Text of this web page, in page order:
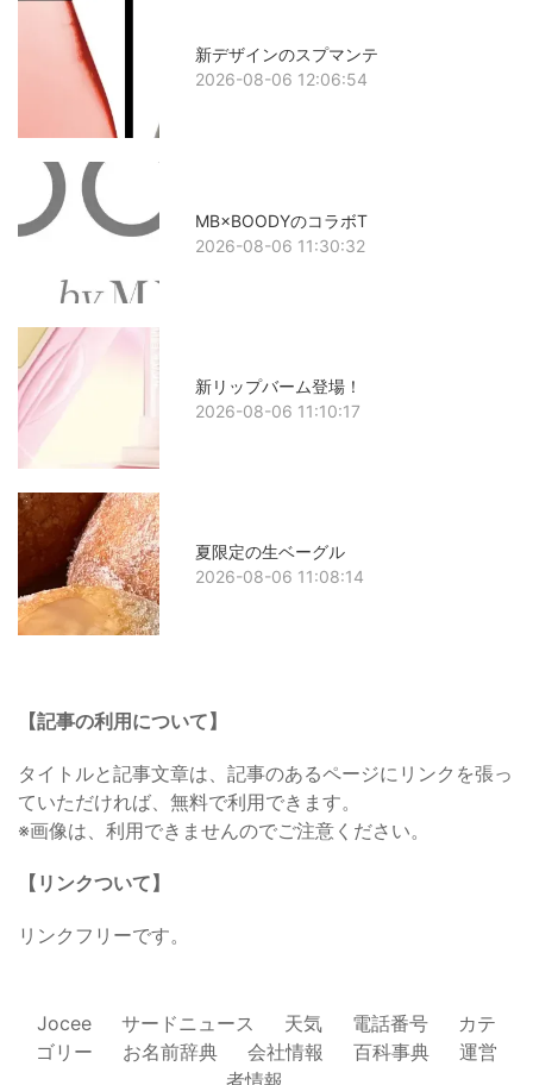
新デザインのスプマンテ
2026-08-06 12:06:54
MB×BOODYのコラボT
2026-08-06 11:30:32
新リップバーム登場！
2026-08-06 11:10:17
夏限定の生ベーグル
2026-08-06 11:08:14
【記事の利用について】
タイトルと記事文章は、記事のあるページにリンクを張っ
ていただければ、無料で利用できます。
※画像は、利用できませんのでご注意ください。
【リンクついて】
リンクフリーです。
Jocee サードニュース 天気 電話番号
カテ
ゴリー
お名前辞典 会社情報 百科事典
運営
者情報